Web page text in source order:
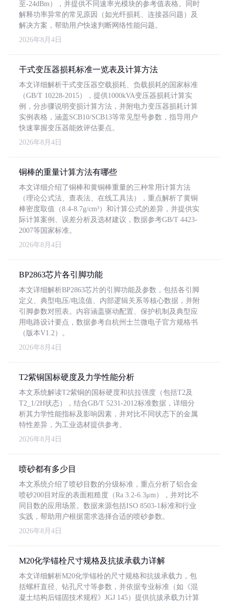
至-24dBm），并提供不同速率光模块的参考值表格。同时
解释功率异常的常见原因（如光纤损耗、连接器问题）及
解决方案，帮助用户快速判断网络性能问题。
2026年8月4日
干式变压器损耗标准一览表及计算方法
本文详细解析干式变压器空载损耗、负载损耗的国家标准
（GB/T 10228-2015），提供1000kVA变压器损耗计算实
例，分步骤说明变损计算方法，并附电力变压器损耗计算
实例表格，涵盖SCB10/SCB13等常见型号参数，指导用户
快速掌握变压器能效评估要点。
2026年8月4日
铜棒的重量计算方法有哪些
本文详细介绍了铜棒和黄铜棒重量的三种常用计算方法
（理论公式法、查表法、在线工具法），重点解析了黄铜
棒密度取值（8.4-8.7g/cm³）和计算公式的差异，并提供实
际计算案例、误差分析及选材建议，数据参考GB/T 4423-
2007等国家标准。
2026年8月4日
BP2863芯片各引脚功能
本文详细解析BP2863芯片的引脚功能及参数，包括各引脚
定义、典型电压/电流值、内部逻辑关系等核心数据，并附
引脚参数对照表。内容涵盖驱动配置、保护机制及典型应
用电路设计要点，数据参考自杭州士兰微电子官方规格书
（版本V1.2）。
2026年8月4日
T2紫铜国标硬度及力学性能分析
本文系统解读T2紫铜的国标硬度和抗拉强度（包括T2及
T2_1/2H状态），结合GB/T 5231-2012标准数据，详细分
析其力学性能指标及影响因素，并对比不同状态下的金属
特性差异，为工业选材提供参考。
2026年8月4日
喷砂都有多少目
本文系统介绍了喷砂目数的分级标准，重点分析了铝合金
喷砂200目对应的表面粗糙度（Ra 3.2-6.3μm），并对比不
同目数的应用场景。数据来源包括ISO 8503-1标准和行业
实践，帮助用户根据需求选择合适的喷砂参数。
2026年8月4日
M20化学锚栓尺寸规格及抗拔承载力详解
本文详细解析M20化学锚栓的尺寸规格和抗拔承载力，包
括螺杆直径、钻孔尺寸等参数，并依据专业标准（如《混
凝土结构后锚固技术规程》JGJ 145）提供抗拔承载力计算